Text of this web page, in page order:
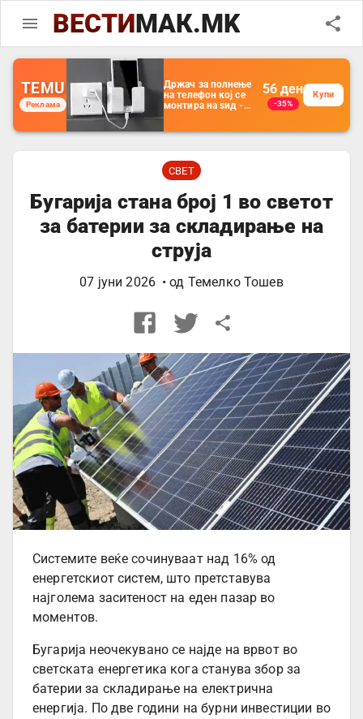
ВЕСТИМАК.MK
TEMU
Реклама
Држач за полнење
на телефон кој се
монтира на ѕид -
организатор за
далечински
управувач
56 ден
-35%
Купи
СВЕТ
Бугарија стана број 1 во светот
за батерии за складирање на
струја
07 јуни 2026 • од Темелко Тошев
Системите веќе сочинуваат над 16% од
енергетскиот систем, што претставува
најголема заситеност на еден пазар во
моментов.
Бугарија неочекувано се најде на врвот во
светската енергетика кога станува збор за
батерии за складирање на електрична
енергија. По две години на бурни инвестиции во